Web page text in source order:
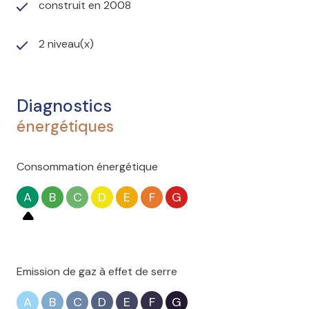
construit en 2008
2 niveau(x)
Diagnostics
énergétiques
Consommation énergétique
A B C D E F G
Emission de gaz à effet de serre
A B C D E F G